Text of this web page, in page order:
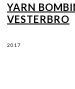
YARN
VESTERBRO
2017